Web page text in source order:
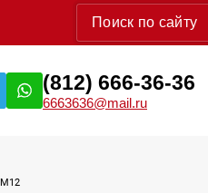
(812) 666-36-36
6663636@mail.ru